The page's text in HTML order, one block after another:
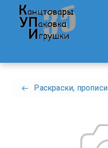
Раскраски, прописи